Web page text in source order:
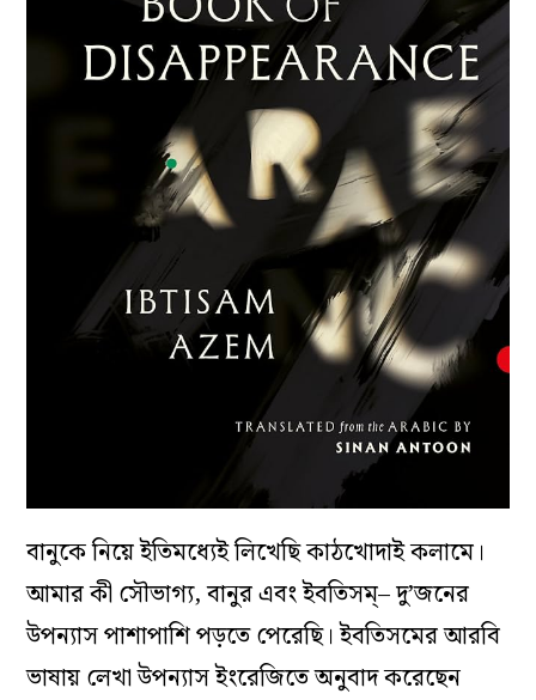
বানুকে নিয়ে ইতিমধ্যেই লিখেছি কাঠখোদাই কলামে।
আমার কী সৌভাগ্য, বানুর এবং ইবতিসম্– দু’জনের
উপন্যাস পাশাপাশি পড়তে পেরেছি। ইবতিসমের আরবি
ভাষায় লেখা উপন্যাস ইংরেজিতে অনুবাদ করেছেন